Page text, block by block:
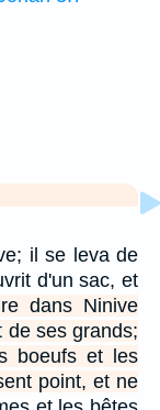
il se leva de
d'un sac, et
dans Ninive
de ses grands;
boeufs et les
point, et ne